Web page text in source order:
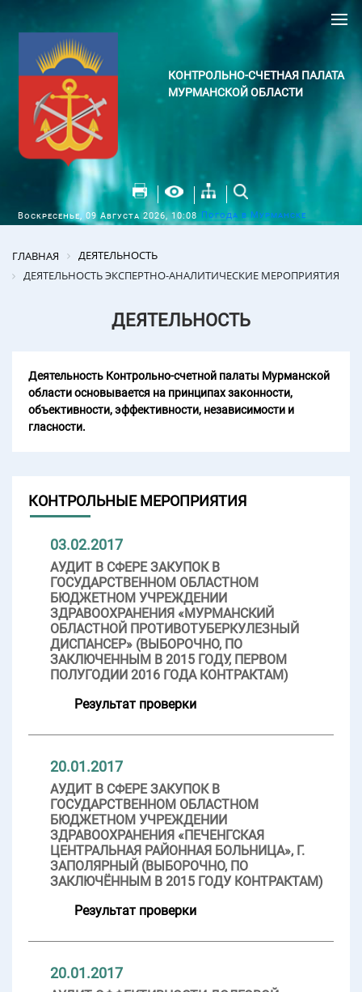
КОНТРОЛЬНО-СЧЕТНАЯ ПАЛАТА
МУРМАНСКОЙ ОБЛАСТИ
Воскресенье, 09 Августа 2026, 10:08 Погода в Мурманске
ГЛАВНАЯ
ДЕЯТЕЛЬНОСТЬ
ДЕЯТЕЛЬНОСТЬ ЭКСПЕРТНО-АНАЛИТИЧЕСКИЕ МЕРОПРИЯТИЯ
ДЕЯТЕЛЬНОСТЬ
Деятельность Контрольно-счетной палаты Мурманской
области основывается на принципах законности,
объективности, эффективности, независимости и
гласности.
КОНТРОЛЬНЫЕ МЕРОПРИЯТИЯ
03.02.2017
АУДИТ В СФЕРЕ ЗАКУПОК В
ГОСУДАРСТВЕННОМ ОБЛАСТНОМ
БЮДЖЕТНОМ УЧРЕЖДЕНИИ
ЗДРАВООХРАНЕНИЯ «МУРМАНСКИЙ
ОБЛАСТНОЙ ПРОТИВОТУБЕРКУЛЕЗНЫЙ
ДИСПАНСЕР» (ВЫБОРОЧНО, ПО
ЗАКЛЮЧЕННЫМ В 2015 ГОДУ, ПЕРВОМ
ПОЛУГОДИИ 2016 ГОДА КОНТРАКТАМ)
Результат проверки
20.01.2017
АУДИТ В СФЕРЕ ЗАКУПОК В
ГОСУДАРСТВЕННОМ ОБЛАСТНОМ
БЮДЖЕТНОМ УЧРЕЖДЕНИИ
ЗДРАВООХРАНЕНИЯ «ПЕЧЕНГСКАЯ
ЦЕНТРАЛЬНАЯ РАЙОННАЯ БОЛЬНИЦА», Г.
ЗАПОЛЯРНЫЙ (ВЫБОРОЧНО, ПО
ЗАКЛЮЧЁННЫМ В 2015 ГОДУ КОНТРАКТАМ)
Результат проверки
20.01.2017